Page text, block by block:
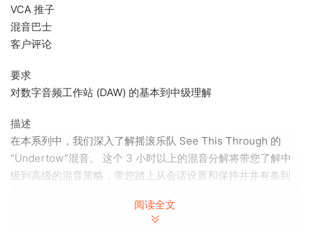
VCA 推子
混音巴士
客户评论
要求
对数字音频工作站 (DAW) 的基本到中级理解
描述
在本系列中，我们深入了解摇滚乐队 See This Through 的
“Undertow”混音。 这个 3 小时以上的混音分解将带您了解中
级到高级的混音策略，带您踏上从会话设置和保持井井有条到
混合一首现代摇滚歌曲。注意：虽然本课程是在 Pro Tools 中
阅读全文